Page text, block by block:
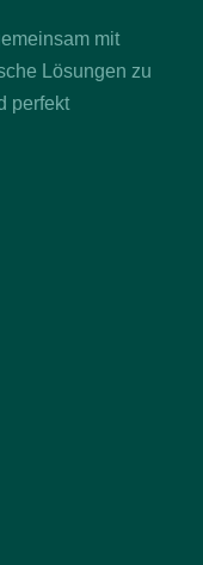
mit
Lösungen zu
perfekt